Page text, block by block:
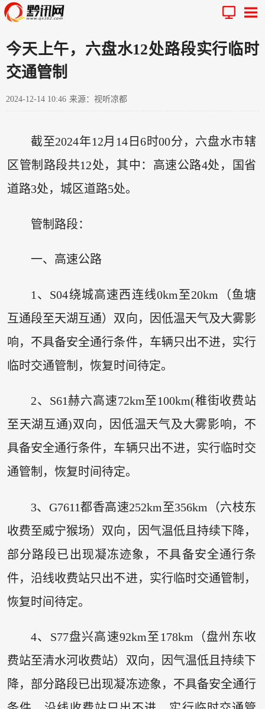
今天上午，六盘水12处路段实行临时
交通管制
2024-12-14 10:46 来源：视听凉都
截至2024年12月14日6时00分，六盘水市辖
区管制路段共12处，其中：高速公路4处，国省
道路3处，城区道路5处。
管制路段：
一、高速公路
1、S04绕城高速西连线0km至20km（鱼塘
互通段至天湖互通）双向，因低温天气及大雾影
响，不具备安全通行条件，车辆只出不进，实行
临时交通管制，恢复时间待定。
2、S61赫六高速72km至100km(稚街收费站
至天湖互通)双向，因低温天气及大雾影响，不
具备安全通行条件，车辆只出不进，实行临时交
通管制，恢复时间待定。
3、G7611都香高速252km至356km（六枝东
收费至威宁猴场）双向，因气温低且持续下降，
部分路段已出现凝冻迹象，不具备安全通行条
件，沿线收费站只出不进，实行临时交通管制，
恢复时间待定。
4、S77盘兴高速92km至178km（盘州东收
费站至清水河收费站）双向，因气温低且持续下
降，部分路段已出现凝冻迹象，不具备安全通行